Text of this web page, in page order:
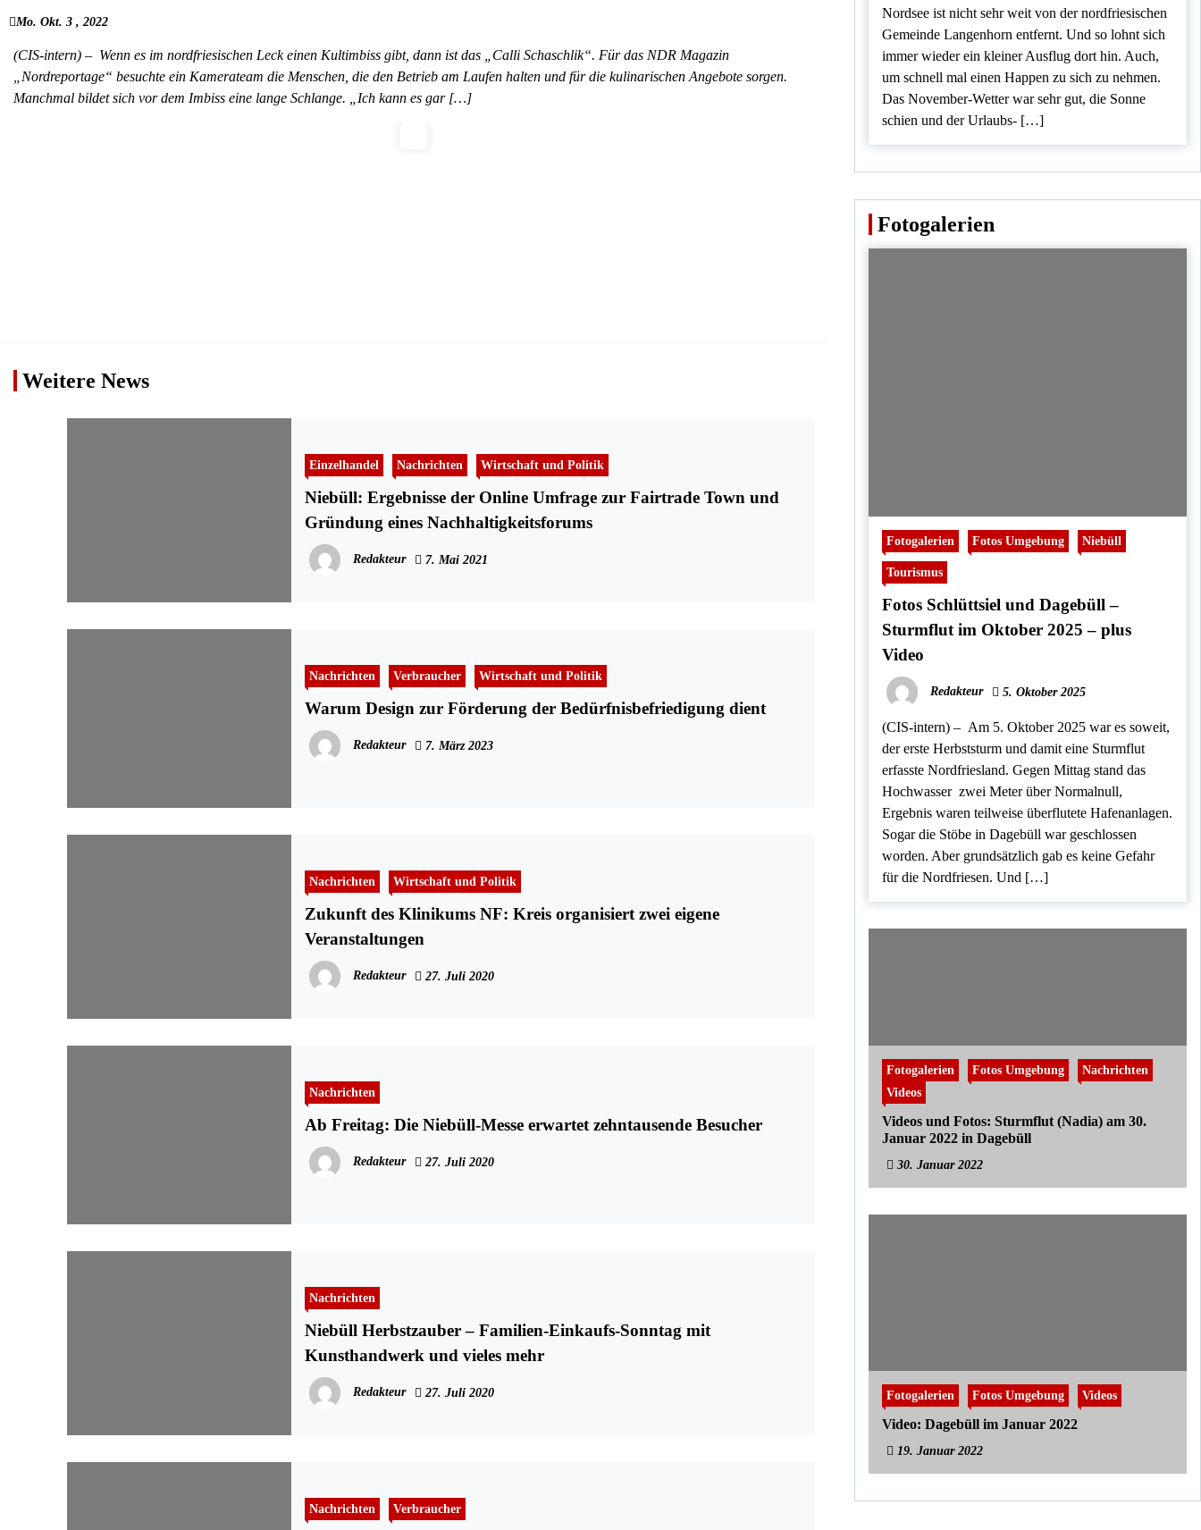
Mo. Okt. 3 , 2022
(CIS-intern) – Wenn es im nordfriesischen Leck einen Kultimbiss gibt, dann ist das „Calli Schaschlik“. Für das NDR Magazin
„Nordreportage“ besuchte ein Kamerateam die Menschen, die den Betrieb am Laufen halten und für die kulinarischen Angebote sorgen.
Manchmal bildet sich vor dem Imbiss eine lange Schlange. „Ich kann es gar […]
Weitere News
Einzelhandel Nachrichten Wirtschaft und Politik
Niebüll: Ergebnisse der Online Umfrage zur Fairtrade Town und
Gründung eines Nachhaltigkeitsforums
Redakteur 7. Mai 2021
Nachrichten Verbraucher Wirtschaft und Politik
Warum Design zur Förderung der Bedürfnisbefriedigung dient
Redakteur 7. März 2023
Nachrichten Wirtschaft und Politik
Zukunft des Klinikums NF: Kreis organisiert zwei eigene
Veranstaltungen
Redakteur 27. Juli 2020
Nachrichten
Ab Freitag: Die Niebüll-Messe erwartet zehntausende Besucher
Redakteur 27. Juli 2020
Nachrichten
Niebüll Herbstzauber – Familien-Einkaufs-Sonntag mit
Kunsthandwerk und vieles mehr
Redakteur 27. Juli 2020
Nachrichten Verbraucher
Nordsee ist nicht sehr weit von der nordfriesischen
Gemeinde Langenhorn entfernt. Und so lohnt sich
immer wieder ein kleiner Ausflug dort hin. Auch,
um schnell mal einen Happen zu sich zu nehmen.
Das November-Wetter war sehr gut, die Sonne
schien und der Urlaubs- […]
Fotogalerien
Fotogalerien Fotos Umgebung Niebüll
Tourismus
Fotos Schlüttsiel und Dagebüll –
Sturmflut im Oktober 2025 – plus
Video
Redakteur 5. Oktober 2025
(CIS-intern) – Am 5. Oktober 2025 war es soweit,
der erste Herbststurm und damit eine Sturmflut
erfasste Nordfriesland. Gegen Mittag stand das
Hochwasser zwei Meter über Normalnull,
Ergebnis waren teilweise überflutete Hafenanlagen.
Sogar die Stöbe in Dagebüll war geschlossen
worden. Aber grundsätzlich gab es keine Gefahr
für die Nordfriesen. Und […]
Fotogalerien Fotos Umgebung
Nachrichten
Videos
Videos und Fotos: Sturmflut (Nadia) am 30.
Januar 2022 in Dagebüll
30. Januar 2022
Fotogalerien Fotos Umgebung Videos
Video: Dagebüll im Januar 2022
19. Januar 2022